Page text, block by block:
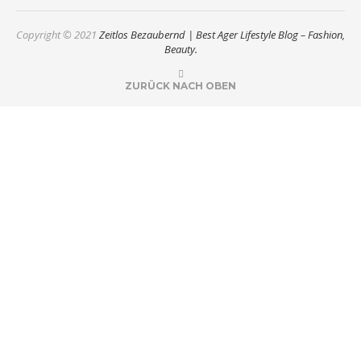
Copyright © 2021 Zeitlos Bezaubernd | Best Ager Lifestyle Blog – Fashion,
Beauty.
ZURÜCK NACH OBEN